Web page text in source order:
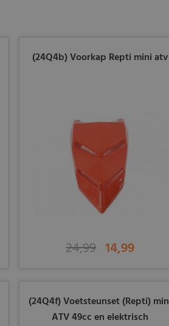
(24Q4b) Voorkap Repti mini atv
24,99 14,99
(24Q4f) Voetsteunset (Repti)
ATV 49cc en elektrisch